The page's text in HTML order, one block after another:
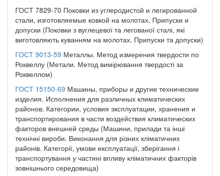
ГОСТ 7829-70 Поковки из углеродистой и легированной
стали, изготовляемые ковкой на молотах. Припуски и
допуски (Поковки з вуглецевої та легованої сталі, які
виготовляють куванням на молотах. Припуски та допуски)
ГОСТ 9013-59 Металлы. Метод измерения твердости по
Роквеллу (Метали. Метод вимірювання твердості за
Роквеллом)
ГОСТ 15150-69 Машины, приборы и другие технические
изделия. Исполнения для различных климатических
районов. Категории, условия эксплуатации, хранения и
транспортирования в части воздействия климатических
факторов внешней среды (Машини, прилади та інші
технічні вироби. Виконання для різних кліматичних
районів. Категорії, умови експлуатації, зберігання і
транспортування у частині впливу кліматичних факторів
зовнішнього середовища)